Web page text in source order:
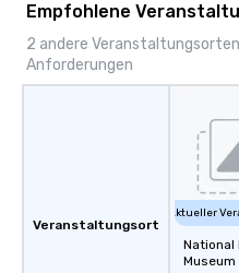
Empfohlene
2 andere
Anforderungen
Veranstaltungsort
Aktueller
National
Museum